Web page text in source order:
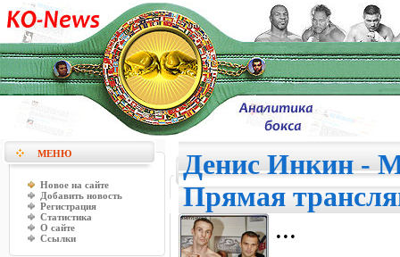
МЕНЮ
Новое на сайте
Добавить новость
Регистрация
Статистика
О сайте
Ссылки
Денис Инкин -
Прямая
...